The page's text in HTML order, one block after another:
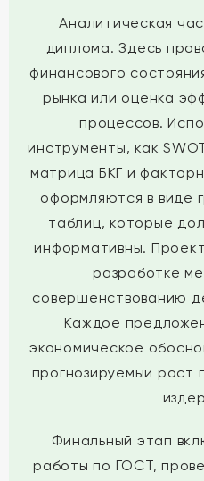
Аналитическая
диплома. Здесь
финансового
рынка или оценка
процессов.
инструменты, как
матрица БКГ и
оформляются в виде
таблиц, которые
информативны.
разработке
совершенствованию
Каждое
экономическое
прогнозируемый рост
Финальный этап
работы по ГОСТ,